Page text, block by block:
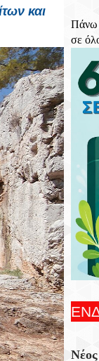
και
Το
Τις
9
Της
Νέοι
Πάνω
σε